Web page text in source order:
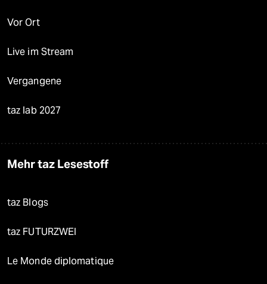
Vor Ort
Live im Stream
Vergangene
taz lab 2027
Mehr taz Lesestoff
taz Blogs
taz FUTURZWEI
Le Monde diplomatique